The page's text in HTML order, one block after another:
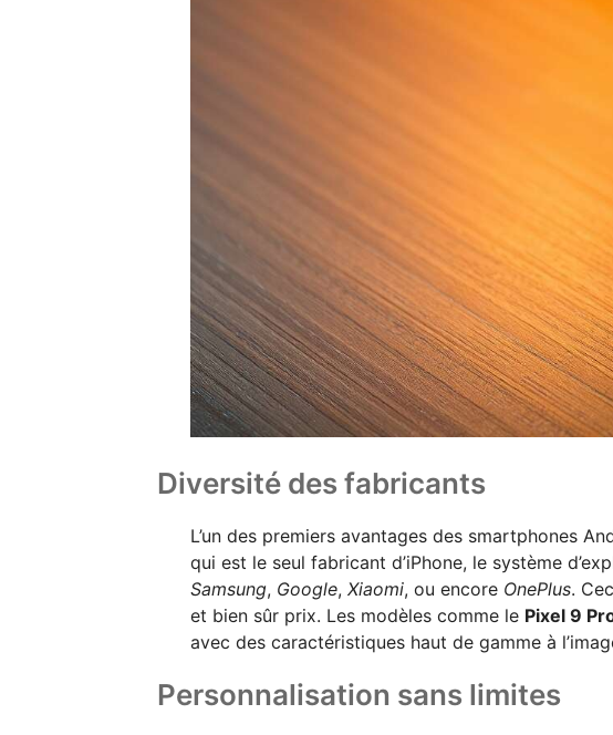
Diversité des fabricants
L’un des premiers avantages des smartphones
qui est le seul fabricant d’iPhone, le système
Samsung, Google, Xiaomi, ou encore OnePlus.
et bien sûr prix. Les modèles comme le Pixel 9
avec des caractéristiques haut de gamme à
Personnalisation sans limites